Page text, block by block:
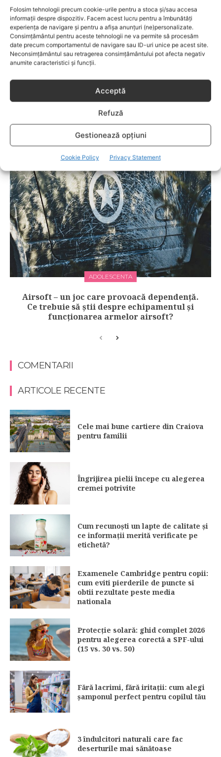
Folosim tehnologii precum cookie-urile pentru a stoca și/sau accesa
informații despre dispozitiv. Facem acest lucru pentru a îmbunătăți
experiența de navigare și pentru a afișa anunțuri (ne)personalizate.
Consimțământul pentru aceste tehnologii ne va permite să procesăm
date precum comportamentul de navigare sau ID-uri unice pe acest site.
Neconsimțământul sau retragerea consimțământului pot afecta negativ
anumite caracteristici și funcții.
Acceptă
Refuză
Gestionează opțiuni
Cookie Policy Privacy Statement
ADOLESCENTA
Reducția mamară la băieți și tratarea
cicatricilor post-acneice, cele mai cerute
intervenții de către bărbații tineri
ADOLESCENTA
Airsoft – un joc care provoacă dependență.
Ce trebuie să știi despre echipamentul și
funcționarea armelor airsoft?
COMENTARII
ARTICOLE RECENTE
Cele mai bune cartiere din Craiova
pentru familii
Îngrijirea pielii începe cu alegerea
cremei potrivite
Cum recunoști un lapte de calitate și
ce informații merită verificate pe
etichetă?
Examenele Cambridge pentru copii:
cum eviti pierderile de puncte si
obtii rezultate peste media
nationala
Protecție solară: ghid complet 2026
pentru alegerea corectă a SPF-ului
(15 vs. 30 vs. 50)
Fără lacrimi, fără iritații: cum alegi
șamponul perfect pentru copilul tău
3 îndulcitori naturali care fac
deserturile mai sănătoase